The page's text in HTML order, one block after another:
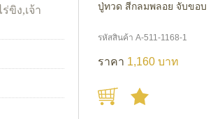
ขิง,เจ้า
ปู่ทวด สีกลมพลอย จับขอบ
รหัสสินค้า A-511-1168-1
ราคา 1,160 บาท